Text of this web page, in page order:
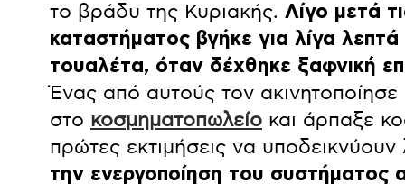
το βράδυ της Κυριακής. Λίγο μετά
καταστήματος βγήκε για λίγα
τουαλέτα, όταν δέχθηκε ξαφνική
Ένας από αυτούς τον
στο κοσμηματοπωλείο και άρπαξε
πρώτες εκτιμήσεις να
την ενεργοποίηση του συστήματος